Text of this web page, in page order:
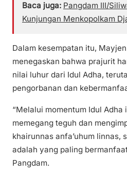
Baca juga: Pangdam III/
Kunjungan Menkopolkam
Dalam kesempatan itu,
menegaskan bahwa prajurit
nilai luhur dari Idul Adha,
pengorbanan dan
“Melalui momentum Idul
memegang teguh dan
khairunnas anfa’uhum linnas,
adalah yang paling
Pangdam.